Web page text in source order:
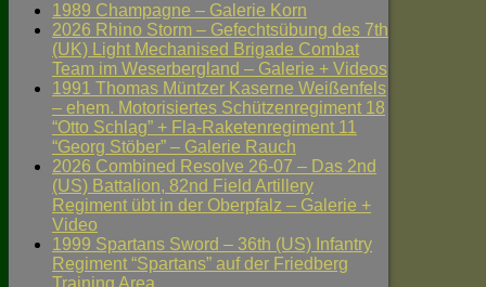
1989 Champagne – Galerie Korn
2026 Rhino Storm – Gefechtsübung des 7th
(UK) Light Mechanised Brigade Combat
Team im Weserbergland – Galerie + Videos
1991 Thomas Müntzer Kaserne Weißenfels
– ehem. Motorisiertes Schützenregiment 18
“Otto Schlag” + Fla-Raketenregiment 11
“Georg Stöber” – Galerie Rauch
2026 Combined Resolve 26-07 – Das 2nd
(US) Battalion, 82nd Field Artillery
Regiment übt in der Oberpfalz – Galerie +
Video
1999 Spartans Sword – 36th (US) Infantry
Regiment “Spartans” auf der Friedberg
Training Area